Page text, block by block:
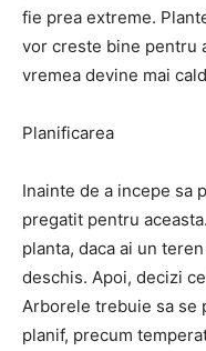
fie prea extreme.
vor creste bine pentru
vremea devine mai
Planificarea
Inainte de a incepe sa
pregatit pentru
planta, daca ai un
deschis. Apoi, decizi
Arborele trebuie sa se
planif, precum